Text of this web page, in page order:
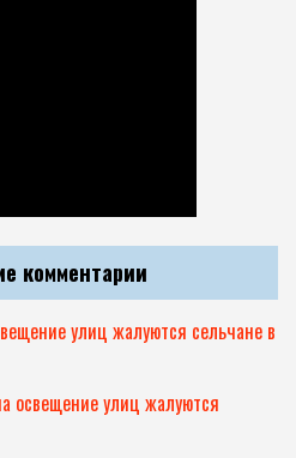
комментарии
улиц жалуются сельчане в
освещение улиц жалуются